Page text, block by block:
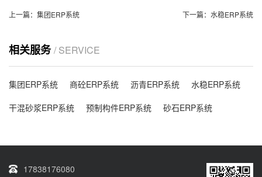
上一篇： 集团ERP系统 下一篇： 水稳ERP系统
相关服务/ SERVICE
集团ERP系统 商砼ERP系统 沥青ERP系统
水稳ERP系统
干混砂浆ERP系统
预制构件ERP系统 砂石ERP系统
17838176080